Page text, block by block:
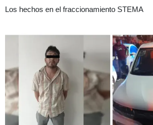
Los hechos en el fraccionamiento STEMA